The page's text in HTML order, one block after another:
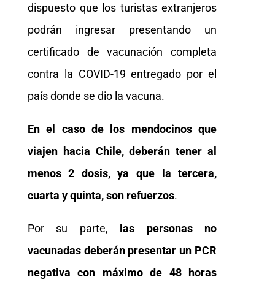
dispuesto que los turistas extranjeros
podrán ingresar presentando un
certificado de vacunación completa
contra la COVID-19 entregado por el
país donde se dio la vacuna.
En el caso de los mendocinos que
viajen hacia Chile, deberán tener al
menos 2 dosis, ya que la tercera,
cuarta y quinta, son refuerzos.
Por su parte, las personas no
vacunadas deberán presentar un PCR
negativa con máximo de 48 horas